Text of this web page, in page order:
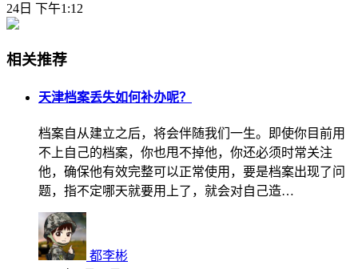
24日 下午1:12
相关推荐
天津档案丢失如何补办呢？
档案自从建立之后，将会伴随我们一生。即使你目前用
不上自己的档案，你也甩不掉他，你还必须时常关注
他，确保他有效完整可以正常使用，要是档案出现了问
题，指不定哪天就要用上了，就会对自己造…
都李彬